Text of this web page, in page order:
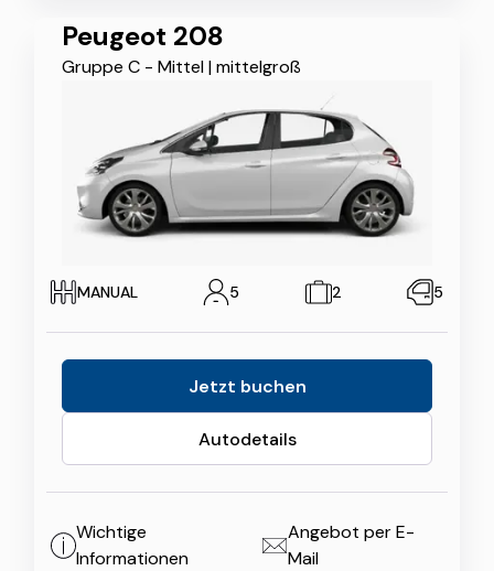
Peugeot 208
Gruppe C - Mittel|mittelgroß
MANUAL 5 2 5
Jetzt buchen
Autodetails
Wichtige
Informationen
Angebot per E-
Mail